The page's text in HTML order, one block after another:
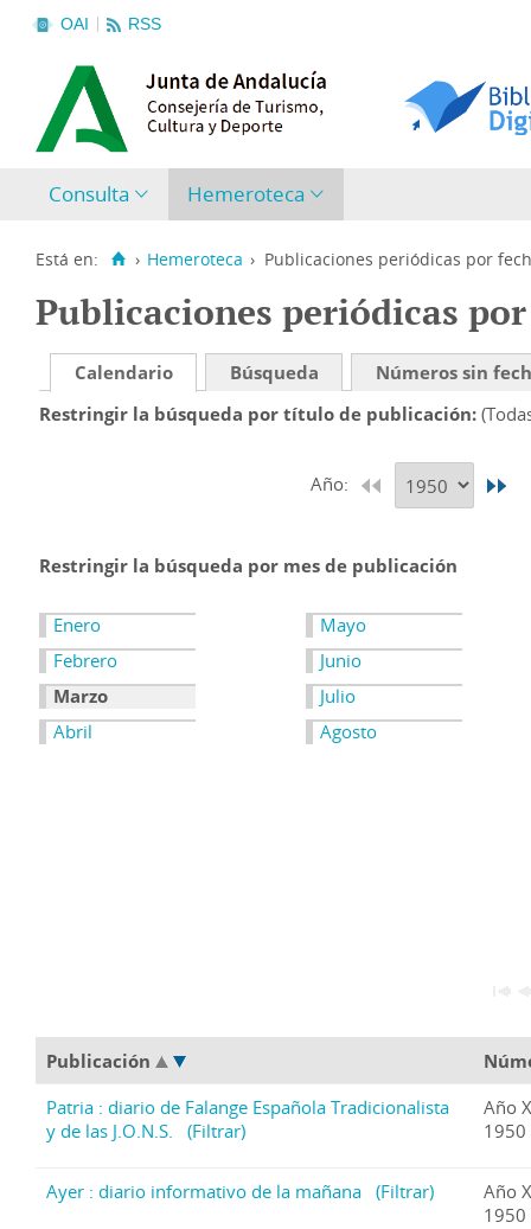
OAI RSS
Consulta Hemeroteca
Está en: › Hemeroteca › Publicaciones periódicas por
Publicaciones periódicas
Calendario Búsqueda
Números sin
Restringir la búsqueda por título de publicación
Año:
Restringir la búsqueda por mes de publicación
Enero
Febrero
Marzo
Abril
Mayo
Junio
Julio
Agosto
Publicación
Patria : diario de Falange Española Tradicionalista
y de las J.O.N.S.
(Filtrar)
Año
1950
Ayer : diario informativo de la mañana (Filtrar)
Año
1950